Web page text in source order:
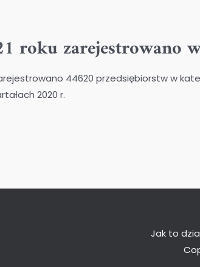
roku zarejestrowano
44620 przedsiębiorstw w
2020 r.
Jak to